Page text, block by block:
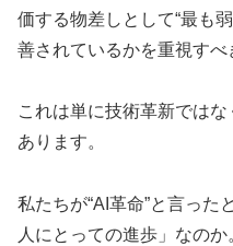
価する物差しとして“最も
善されているかを重視すべ
これは単に技術革新では
あります。
私たちが“AI革命”と言った
人にとっての進歩」なのか